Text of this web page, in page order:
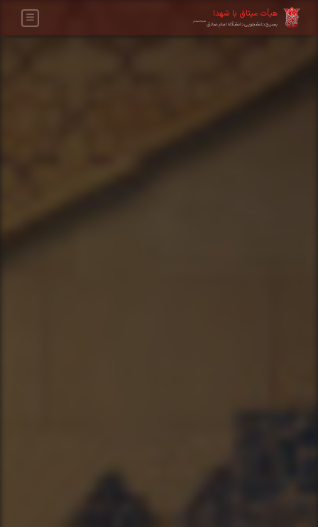
هیأت میثاق با شهدا
بسیج دانشجویی دانشگاه امام صادقعلیه‌السلام